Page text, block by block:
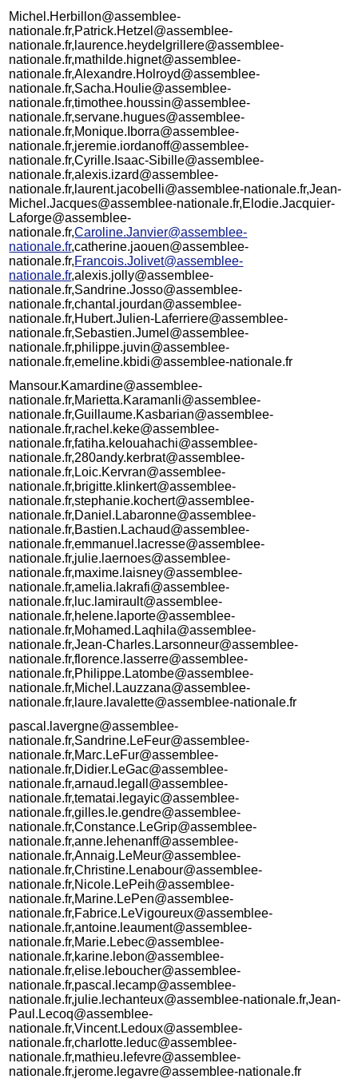
Michel.Herbillon@assemblee-
nationale.fr,Patrick.Hetzel@assemblee-
nationale.fr,laurence.heydelgrillere@assemblee-
nationale.fr,mathilde.hignet@assemblee-
nationale.fr,Alexandre.Holroyd@assemblee-
nationale.fr,Sacha.Houlie@assemblee-
nationale.fr,timothee.houssin@assemblee-
nationale.fr,servane.hugues@assemblee-
nationale.fr,Monique.Iborra@assemblee-
nationale.fr,jeremie.iordanoff@assemblee-
nationale.fr,Cyrille.Isaac-Sibille@assemblee-
nationale.fr,alexis.izard@assemblee-
nationale.fr,laurent.jacobelli@assemblee-nationale.fr,Jean-
Michel.Jacques@assemblee-nationale.fr,Elodie.Jacquier-
Laforge@assemblee-
nationale.fr,Caroline.Janvier@assemblee-
nationale.fr,catherine.jaouen@assemblee-
nationale.fr,Francois.Jolivet@assemblee-
nationale.fr,alexis.jolly@assemblee-
nationale.fr,Sandrine.Josso@assemblee-
nationale.fr,chantal.jourdan@assemblee-
nationale.fr,Hubert.Julien-Laferriere@assemblee-
nationale.fr,Sebastien.Jumel@assemblee-
nationale.fr,philippe.juvin@assemblee-
nationale.fr,emeline.kbidi@assemblee-nationale.fr
Mansour.Kamardine@assemblee-
nationale.fr,Marietta.Karamanli@assemblee-
nationale.fr,Guillaume.Kasbarian@assemblee-
nationale.fr,rachel.keke@assemblee-
nationale.fr,fatiha.kelouahachi@assemblee-
nationale.fr,280andy.kerbrat@assemblee-
nationale.fr,Loic.Kervran@assemblee-
nationale.fr,brigitte.klinkert@assemblee-
nationale.fr,stephanie.kochert@assemblee-
nationale.fr,Daniel.Labaronne@assemblee-
nationale.fr,Bastien.Lachaud@assemblee-
nationale.fr,emmanuel.lacresse@assemblee-
nationale.fr,julie.laernoes@assemblee-
nationale.fr,maxime.laisney@assemblee-
nationale.fr,amelia.lakrafi@assemblee-
nationale.fr,luc.lamirault@assemblee-
nationale.fr,helene.laporte@assemblee-
nationale.fr,Mohamed.Laqhila@assemblee-
nationale.fr,Jean-Charles.Larsonneur@assemblee-
nationale.fr,florence.lasserre@assemblee-
nationale.fr,Philippe.Latombe@assemblee-
nationale.fr,Michel.Lauzzana@assemblee-
nationale.fr,laure.lavalette@assemblee-nationale.fr
pascal.lavergne@assemblee-
nationale.fr,Sandrine.LeFeur@assemblee-
nationale.fr,Marc.LeFur@assemblee-
nationale.fr,Didier.LeGac@assemblee-
nationale.fr,arnaud.legall@assemblee-
nationale.fr,tematai.legayic@assemblee-
nationale.fr,gilles.le.gendre@assemblee-
nationale.fr,Constance.LeGrip@assemblee-
nationale.fr,anne.lehenanff@assemblee-
nationale.fr,Annaig.LeMeur@assemblee-
nationale.fr,Christine.Lenabour@assemblee-
nationale.fr,Nicole.LePeih@assemblee-
nationale.fr,Marine.LePen@assemblee-
nationale.fr,Fabrice.LeVigoureux@assemblee-
nationale.fr,antoine.leaument@assemblee-
nationale.fr,Marie.Lebec@assemblee-
nationale.fr,karine.lebon@assemblee-
nationale.fr,elise.leboucher@assemblee-
nationale.fr,pascal.lecamp@assemblee-
nationale.fr,julie.lechanteux@assemblee-nationale.fr,Jean-
Paul.Lecoq@assemblee-
nationale.fr,Vincent.Ledoux@assemblee-
nationale.fr,charlotte.leduc@assemblee-
nationale.fr,mathieu.lefevre@assemblee-
nationale.fr,jerome.legavre@assemblee-nationale.fr